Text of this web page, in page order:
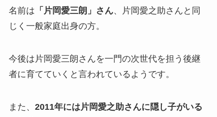
名前は 「片岡愛三朗」さん、片岡愛之助さんと同
じく一般家庭出身の方。
今後は片岡愛三朗さんを一門の次世代を担う後継
者に育てていくと言われているようです。
また、 2011年には片岡愛之助さんに隠し子がいる